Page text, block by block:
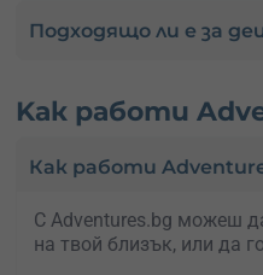
Подходящо ли е за
Kак работи
Как работи
С Adventures.bg можеш
на твой близък, или да